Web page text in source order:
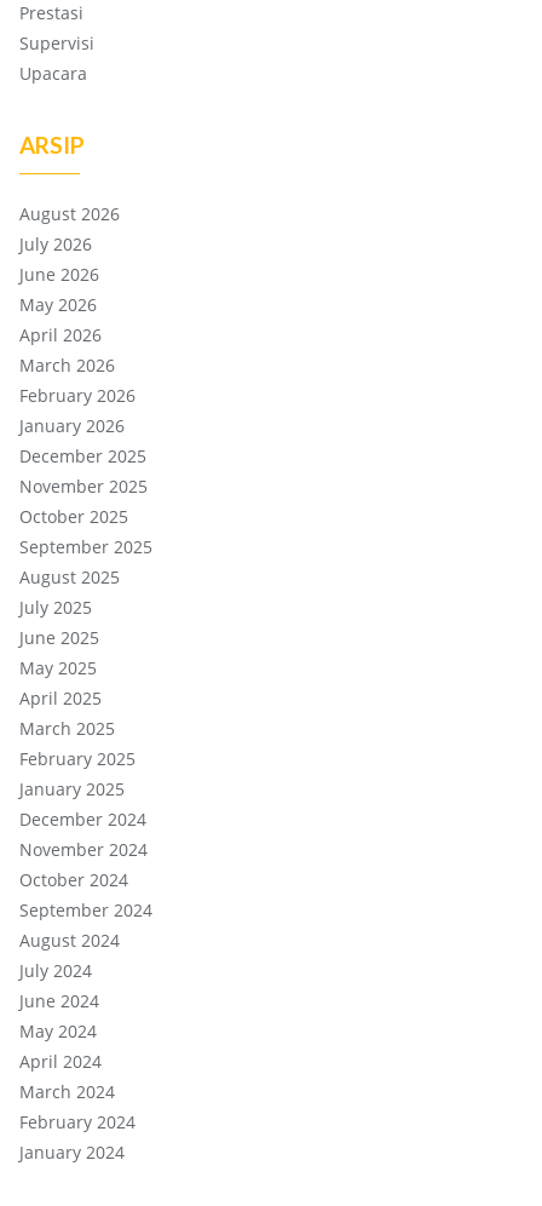
Prestasi
Supervisi
Upacara
ARSIP
August 2026
July 2026
June 2026
May 2026
April 2026
March 2026
February 2026
January 2026
December 2025
November 2025
October 2025
September 2025
August 2025
July 2025
June 2025
May 2025
April 2025
March 2025
February 2025
January 2025
December 2024
November 2024
October 2024
September 2024
August 2024
July 2024
June 2024
May 2024
April 2024
March 2024
February 2024
January 2024